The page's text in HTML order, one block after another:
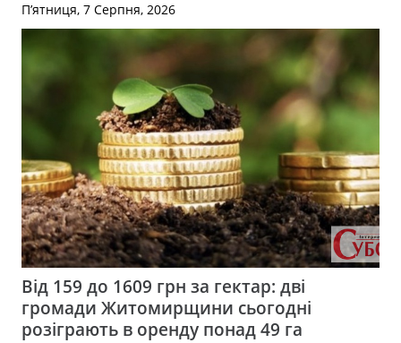
П’ятниця, 7 Серпня, 2026
Від 159 до 1609 грн за гектар: дві
громади Житомирщини сьогодні
розіграють в оренду понад 49 га